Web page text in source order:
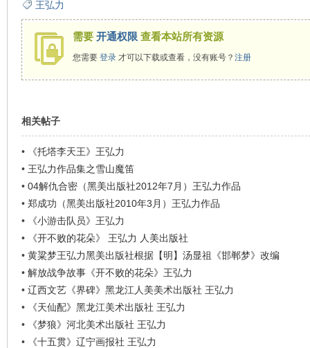
王弘力
需要 开通权限 查看本站所有资源
您需要 登录才可以下载或查看，没有账号？ 注册
相关帖子
•
《托塔李天王》王弘力
• 王弘力作品集之雪山魔笛
• 04解仇合密（黑美出版社2012年7月）王弘力作品
• 郑成功（黑美出版社2010年3月）王弘力作品
•
《小游击队员》王弘力
•
《开不败的花朵》 王弘力 人美出版社
• 黄粱梦王弘力黑美出版社根据【明】汤显祖《邯郸梦》改编
• 解放战争故事《开不败的花朵》王弘力
• 辽西文艺《界碑》黑龙江人美美术出版社 王弘力
•
《天仙配》黑龙江美术出版社 王弘力
•
《梦狼》河北美术出版社 王弘力
•
《十五贯》辽宁画报社 王弘力